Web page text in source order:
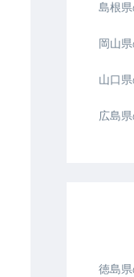
島根
岡山
山口
広島
徳島